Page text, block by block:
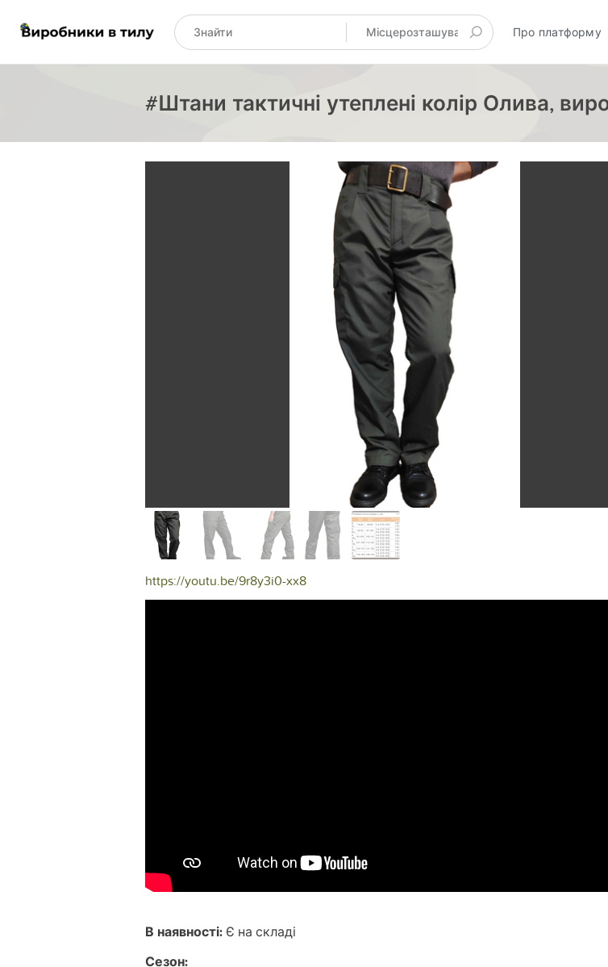
Про платформу
#Штани тактичні утеплені колір Олива,
https://youtu.be/9r8y3i0-xx8
В наявності: Є на складі
Сезон: